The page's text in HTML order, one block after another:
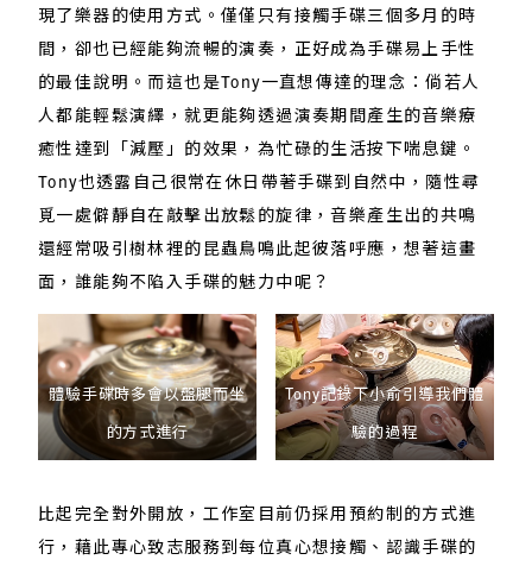
現了樂器的使用方式。僅僅只有接觸手碟三個多月的時
間，卻也已經能夠流暢的演奏，正好成為手碟易上手性
的最佳說明。而這也是Tony一直想傳達的理念：倘若人
人都能輕鬆演繹，就更能夠透過演奏期間產生的音樂療
癒性達到「減壓」的效果，為忙碌的生活按下喘息鍵。
Tony也透露自己很常在休日帶著手碟到自然中，隨性尋
覓一處僻靜自在敲擊出放鬆的旋律，音樂產生出的共鳴
還經常吸引樹林裡的昆蟲鳥鳴此起彼落呼應，想著這畫
面，誰能夠不陷入手碟的魅力中呢？
體驗手碟時多會以盤腿而坐
的方式進行
Tony記錄下小俞引導我們體
驗的過程
比起完全對外開放，工作室目前仍採用預約制的方式進
行，藉此專心致志服務到每位真心想接觸、認識手碟的